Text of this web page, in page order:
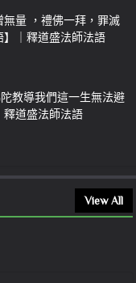
無量 ，禮佛一拜，罪滅
】｜釋道盛法師法語
教導我們這一生無法避
釋道盛法師法語
View All